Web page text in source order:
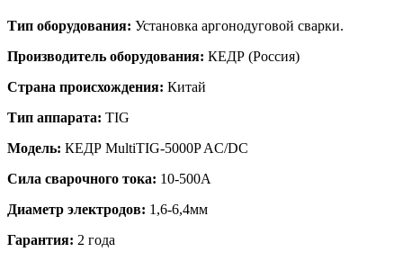
Тип оборудования: Установка аргонодуговой сварки.
Производитель оборудования: КЕДР (Россия)
Страна происхождения: Китай
Тип аппарата: TIG
Модель: КЕДР MultiTIG-5000P AC/DC
Сила сварочного тока: 10-500А
Диаметр электродов: 1,6-6,4мм
Гарантия: 2 года